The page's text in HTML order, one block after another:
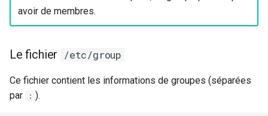
avoir de membres.
Le fichier /etc/group
Ce fichier contient les informations de groupes (séparées
par
: ).